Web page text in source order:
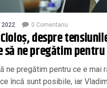
2022 0 Comentariu
despre
să ne pregătim
ne pregătim pentru ce e mai
încă sunt posibile, iar